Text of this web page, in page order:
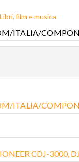
Libri, film e musica
CDJ-3000,